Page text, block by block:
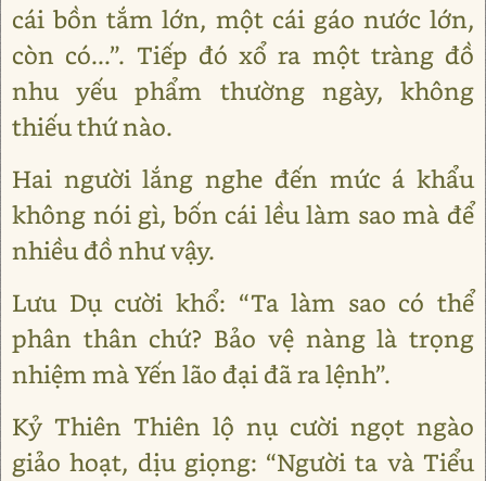
cái bồn tắm lớn, một cái gáo nước lớn,
còn có...”. Tiếp đó xổ ra một tràng đồ
nhu yếu phẩm thường ngày, không
thiếu thứ nào.
Hai người lắng nghe đến mức á khẩu
không nói gì, bốn cái lều làm sao mà để
nhiều đồ như vậy.
Lưu Dụ cười khổ: “Ta làm sao có thể
phân thân chứ? Bảo vệ nàng là trọng
nhiệm mà Yến lão đại đã ra lệnh”.
Kỷ Thiên Thiên lộ nụ cười ngọt ngào
giảo hoạt, dịu giọng: “Người ta và Tiểu